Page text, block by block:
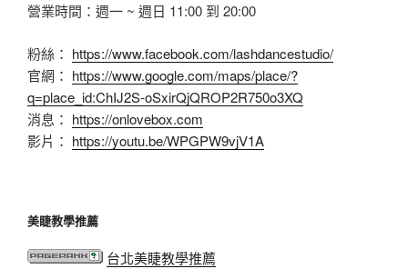
營業時間：週一 ~ 週日 11:00 到 20:00
粉絲： https://www.facebook.com/lashdancestudio/
官網： https://www.google.com/maps/place/?
q=place_id:ChIJ2S-oSxirQjQROP2R750o3XQ
消息： https://onlovebox.com
影片： https://youtu.be/WPGPW9vjV1A
美睫教學推薦
台北美睫教學推薦